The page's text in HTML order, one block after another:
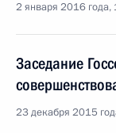
2 января 2016 года,
Заседание
23 декабря 2015